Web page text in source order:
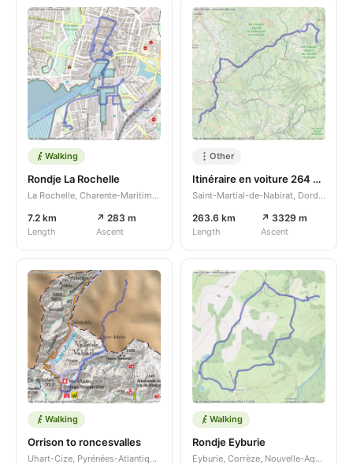
Walking
Rondje La Rochelle
La Rochelle, Charente-Maritime, Nouvelle-Aquitaine, FR
7.2 km
Length
↗ 283 m
Ascent
Other
Itinéraire en voiture 264 km 18/06/2026
Saint-Martial-de-Nabirat, Dordogne, Nouvelle-Aquitaine, FR
263.6 km
Length
↗ 3329 m
Ascent
Walking
Orrison to roncesvalles
Uhart-Cize, Pyrénées-Atlantiques, Nouvelle-Aquitaine, FR
Walking
Rondje Eyburie
Eyburie, Corrèze, Nouvelle-Aquitaine, FR